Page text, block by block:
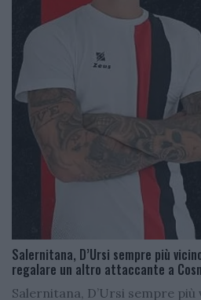
Salernitana, D’Ursi sempre più
regalare un altro attaccante a
Salernitana, D’Ursi sempre